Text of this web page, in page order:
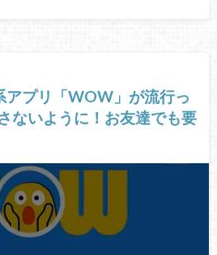
プリ「WOW」が流行っ
ないように！お友達でも要